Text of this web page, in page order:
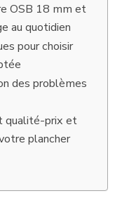
OSB 18 mm et
au quotidien
pour choisir
des problèmes
qualité-prix et
plancher